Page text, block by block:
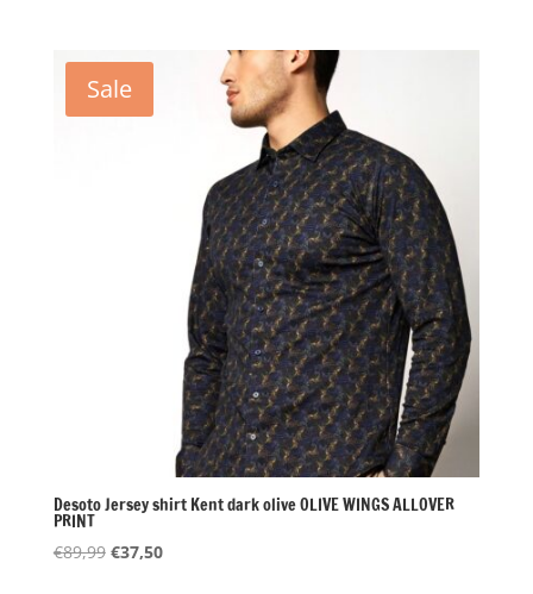
€89,99.
Sale
Desoto Jersey shirt Kent dark olive OLIVE WINGS ALLOVER
PRINT
€89,99 Oorspronkelijke
€37,50Huidige